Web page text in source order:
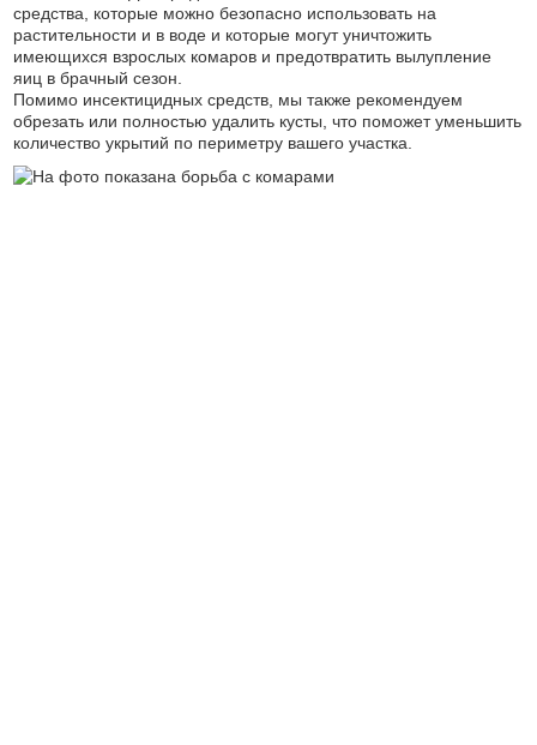
средства, которые можно безопасно использовать на
растительности и в воде и которые могут уничтожить
имеющихся взрослых комаров и предотвратить вылупление
яиц в брачный сезон.
Помимо инсектицидных средств, мы также рекомендуем
обрезать или полностью удалить кусты, что поможет уменьшить
количество укрытий по периметру вашего участка.